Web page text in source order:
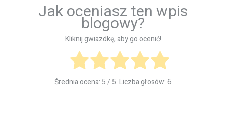
Jak oceniasz ten wpis
blogowy?
Kliknij gwiazdkę, aby go ocenić!
Średnia ocena: 5/ 5. Liczba głosów:6